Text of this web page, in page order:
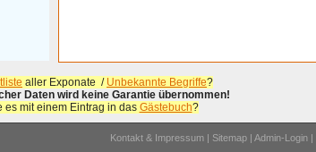
aller Exponate / Unbekannte Begriffe?
Daten wird keine Garantie übernommen!
es mit einem Eintrag in das Gästebuch?
Kontakt & Impressum | Sitemap | Admin-Login |